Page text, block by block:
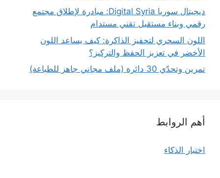
ديجيتال سوريا Digital Syria: مبادرة لإطلاق مجتمع
رقمي وبناء مستقبل تقني مستدام
اللون السحري لتحفيز الذاكرة: كيف يساعد اللون
الأخضر في تعزيز الحفظ والتركيز؟
تمرين وتحدّي 30 دائرة (ملف مجاني جاهز للطباعة)
أهم الروابط
اختبار الذكاء